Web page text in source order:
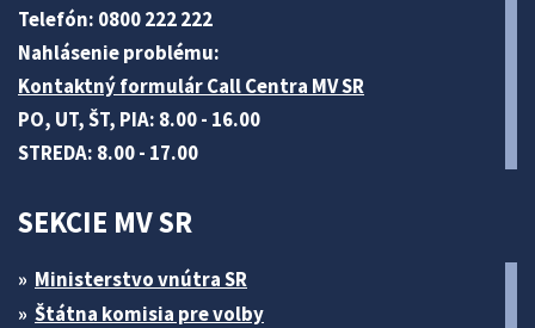
Telefón: 0800 222 222
Nahlásenie problému:
Kontaktný formulár Call Centra MV SR
PO, UT, ŠT, PIA: 8.00 - 16.00
STREDA: 8.00 - 17.00
SEKCIE MV SR
Ministerstvo vnútra SR
Štátna komisia pre volby